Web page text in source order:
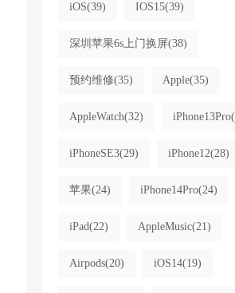
iOS(39) IOS15(39)
深圳苹果6s上门换屏(38)
预约维修(35) Apple(35)
AppleWatch(32) iPhone13Pro
iPhoneSE3(29) iPhone12(28)
苹果(24) iPhone14Pro(24)
iPad(22) AppleMusic(21)
Airpods(20) iOS14(19)